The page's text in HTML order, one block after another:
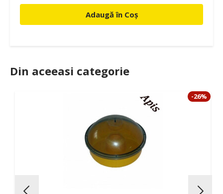
Adaugă în Coș
Din aceeasi categorie
-26%